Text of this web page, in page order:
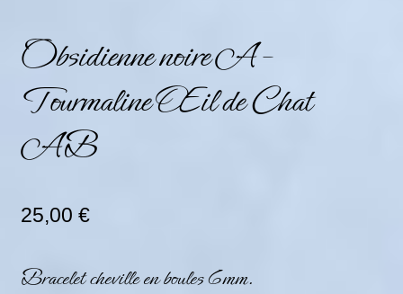
Obsidienne noire A –
Tourmaline Œil de Chat
AB
25,00 €
Bracelet cheville en boules 6mm.